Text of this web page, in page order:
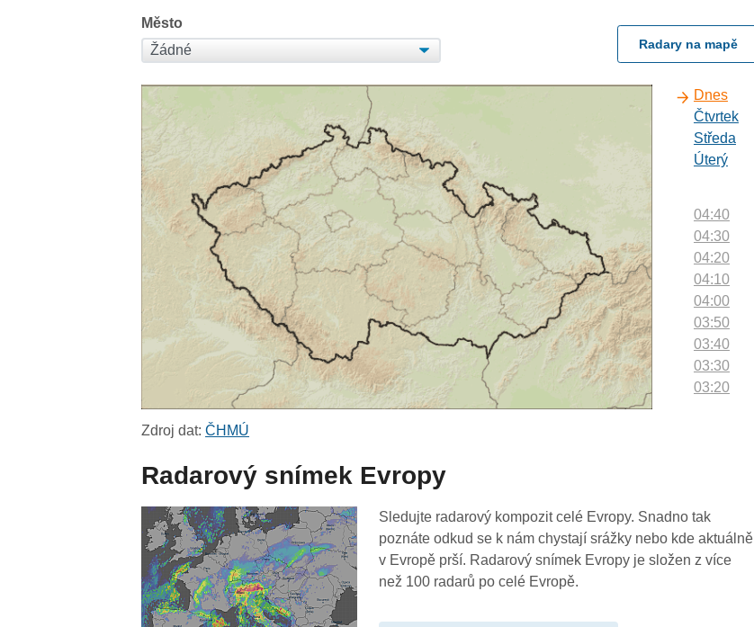
Město
Radary na mapě
Dnes
Čtvrtek
Středa
Úterý
04:40
04:30
04:20
04:10
04:00
03:50
03:40
03:30
03:20
02:20
02:10
02:00
Zdroj dat:ČHMÚ
Radarový snímek Evropy
Sledujte radarový kompozit celé Evropy. Snadno tak
poznáte odkud se k nám chystají srážky nebo kde aktuálně
v Evropě prší. Radarový snímek Evropy je složen z více
než 100 radarů po celé Evropě.